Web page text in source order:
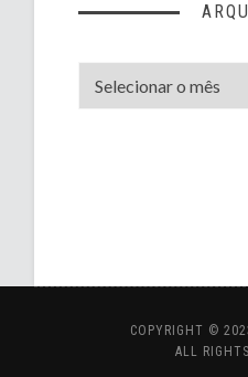
COPYRIGHT ©
ALL